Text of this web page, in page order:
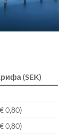
(SEK)
0,80)
0,80)